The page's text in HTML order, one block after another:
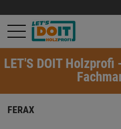
LET'S DOIT
FERAX